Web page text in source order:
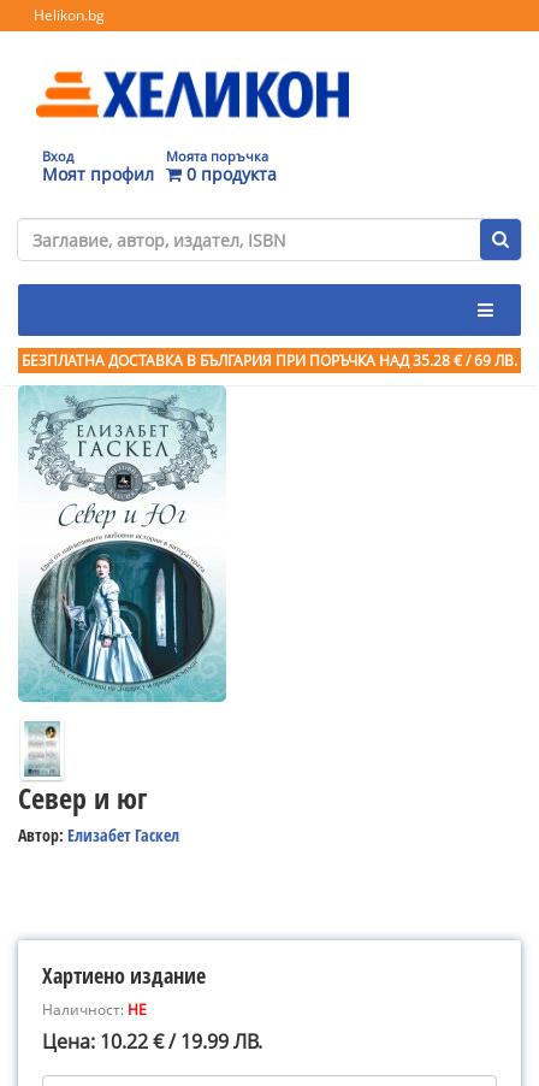
Helikon.bg
Вход
Моят профил
Моята поръчка
0 продукта
БЕЗПЛАТНА ДОСТАВКА В БЪЛГАРИЯ ПРИ ПОРЪЧКА НАД 35.28 € / 69 ЛВ.
Север и юг
Автор: Елизабет Гаскел
Хартиено издание
Наличност: НЕ
Цена: 10.22 € / 19.99 ЛВ.